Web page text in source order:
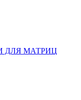
ДЛЯ МАТРИЦ